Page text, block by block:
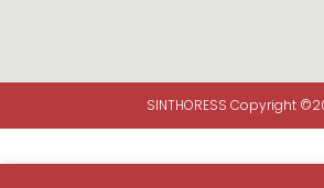
SINTHORESS Copyright